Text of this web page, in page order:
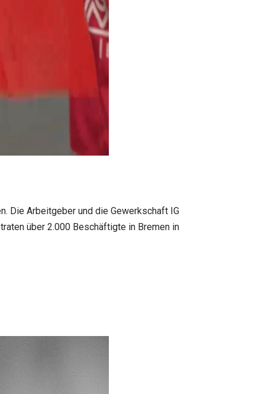
Die Arbeitgeber und die Gewerkschaft IG
über 2.000 Beschäftigte in Bremen in